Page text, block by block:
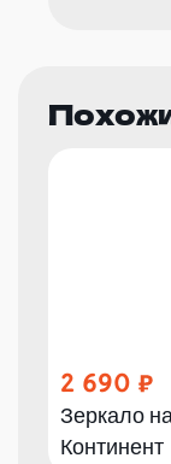
2 690
Зеркало
Континент